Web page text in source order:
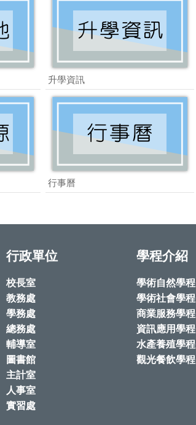
升學資訊
行事曆
行政單位
校長室
教務處
學務處
總務處
輔導室
圖書館
主計室
人事室
實習處
學程介紹
學術自然學程
學術社會學程
商業服務學程
資訊應用學程
水產養殖學程
觀光餐飲學程